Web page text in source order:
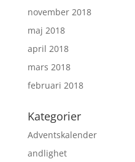
november 2018
maj 2018
april 2018
mars 2018
februari 2018
Kategorier
Adventskalender
andlighet